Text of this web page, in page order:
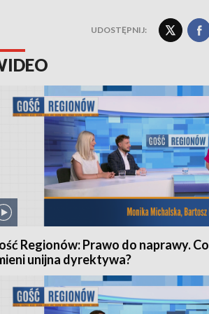
UDOSTĘPNIJ:
Regionów: Prawo do naprawy. Co
unijna dyrektywa?